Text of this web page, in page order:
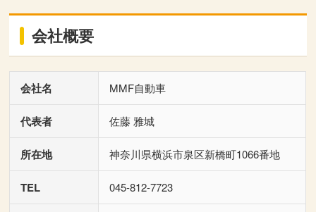
会社概要
会社名 MMF自動車
代表者 佐藤 雅城
所在地 神奈川県横浜市泉区新橋町1066番地
TEL 045-812-7723